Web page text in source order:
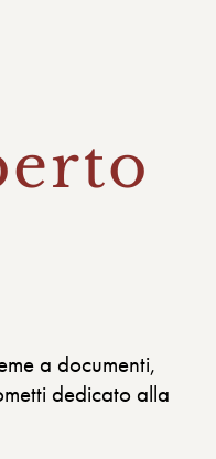
a documenti,
dedicato alla